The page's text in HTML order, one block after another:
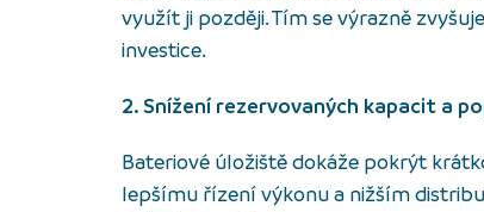
využít ji později. Tím se výrazně
investice.
2. Snížení rezervovaných kapacit a
Bateriové úložiště dokáže pokrýt
lepšímu řízení výkonu a nižším